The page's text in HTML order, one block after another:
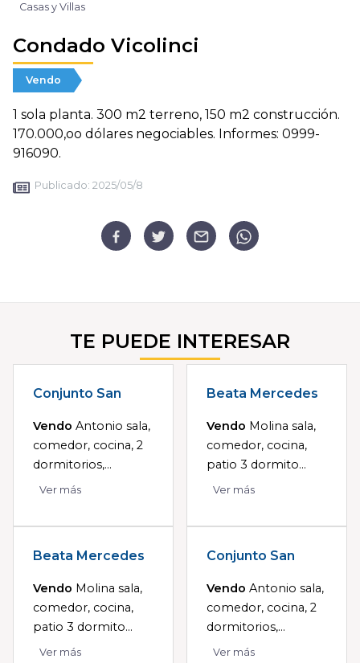
Casas y Villas
Condado Vicolinci
Vendo
1 sola planta. 300 m2 terreno, 150 m2 construcción.
170.000,oo dólares negociables. Informes: 0999-
916090.
Publicado: 2025/05/8
TE PUEDE INTERESAR
Conjunto San
Vendo Antonio sala,
comedor, cocina, 2
dormitorios,...
Ver más
Beata Mercedes
Vendo Molina sala,
comedor, cocina,
patio 3 dormito...
Ver más
Beata Mercedes
Vendo Molina sala,
comedor, cocina,
patio 3 dormito...
Ver más
Conjunto San
Vendo Antonio sala,
comedor, cocina, 2
dormitorios,...
Ver más